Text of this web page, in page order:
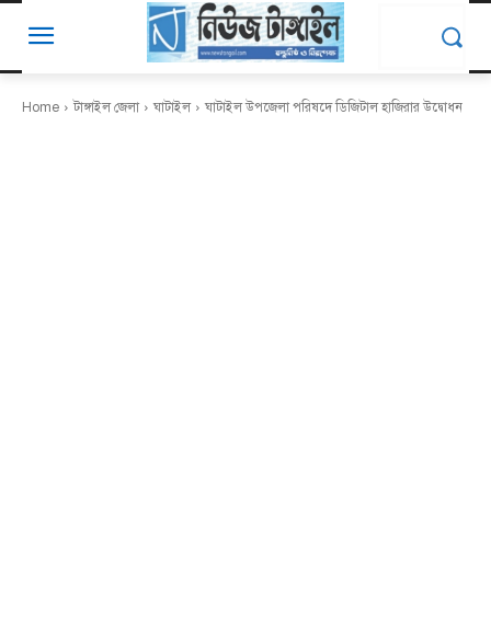
Home টাঙ্গাইল জেলা ঘাটাইল ঘাটাইল উপজেলা পরিষদে ডিজিটাল হাজিরার উদ্বোধন